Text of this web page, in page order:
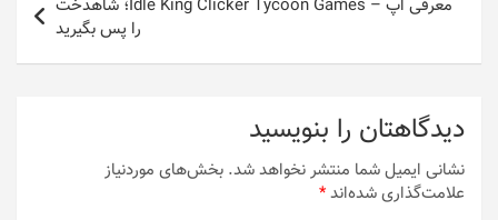
معرفی اپ – Idle King Clicker Tycoon Games؛ شاهدخت
را پس بگیرید
دیدگاهتان را بنویسید
نشانی ایمیل شما منتشر نخواهد شد. بخش‌های موردنیاز
علامت‌گذاری شده‌اند*